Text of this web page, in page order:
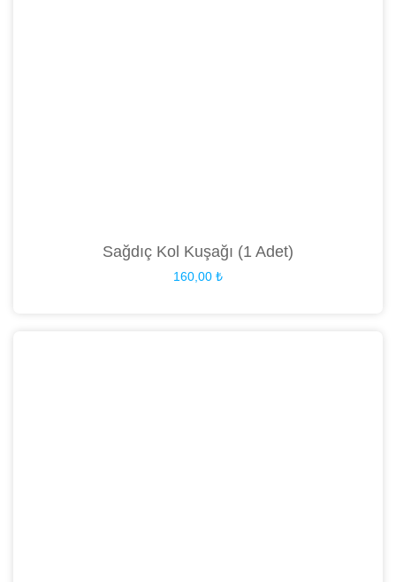
Sağdıç Kol Kuşağı (1 Adet)
160,00 ₺